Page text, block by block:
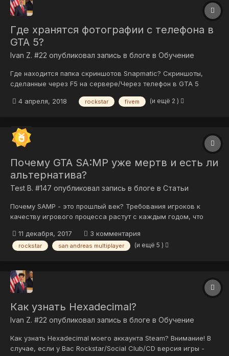
Где хранятся фотографии с телефона в
GTA 5?
Ivan Z. #22 опубликовал запись в блоге в Обучение
Где находится папка скриншотов Snapmatic? Скриншоты,
сделанные через F5 на сервере/Через телефон в GTA 5
Games\GTA V\Profiles\%Ваш профиль%.
4 апреля, 2018 rockstar fivem (и ещё 2 )
Почему GTA SA:MP уже мертв и есть ли
альтернатива?
Test B. #147 опубликовал запись в блоге в Статьи
Почему SAMP - это прошлый век? Требования игроков к
качеству игрового процесса растут с каждым годом, что
на рынке. SA:MP все еще удерживает уверенный онлайн на
своих серверах, но с приходом GTA Online ситуация начала
11 декабря, 2017 3 комментария
rockstar san andreas multiplayer (и ещё 5 )
Как узнать Hexadecimal?
Ivan Z. #22 опубликовал запись в блоге в Обучение
Как узнать Hexadecimal моего аккаунта Steam? Внимание! В
случае, если у Вас Rockstar/Social Club/CD версия игры -